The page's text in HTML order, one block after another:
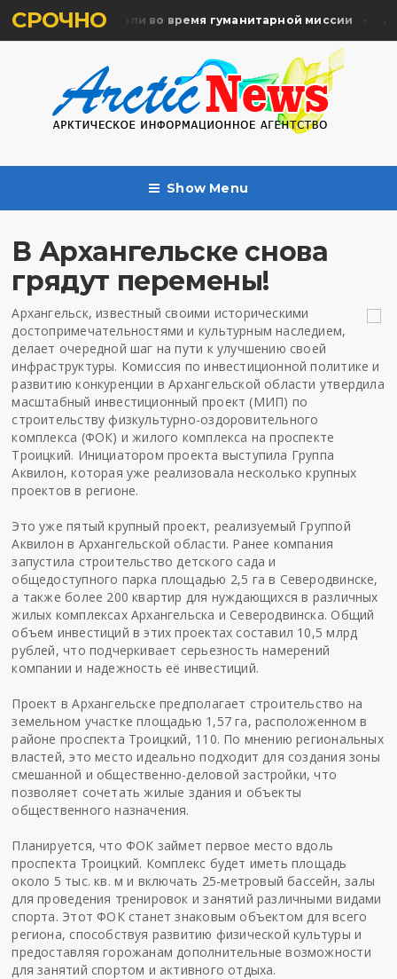
СРОЧНО
жертв почтили во время гуманитарной миссии
Show Menu
В Архангельске снова
грядут перемены!
Архангельск, известный своими историческими
достопримечательностями и культурным наследием,
делает очередной шаг на пути к улучшению своей
инфраструктуры. Комиссия по инвестиционной политике и
развитию конкуренции в Архангельской области утвердила
масштабный инвестиционный проект (МИП) по
строительству физкультурно-оздоровительного
комплекса (ФОК) и жилого комплекса на проспекте
Троицкий. Инициатором проекта выступила Группа
Аквилон, которая уже реализовала несколько крупных
проектов в регионе.
Это уже пятый крупный проект, реализуемый Группой
Аквилон в Архангельской области. Ранее компания
запустила строительство детского сада и
общедоступного парка площадью 2,5 га в Северодвинске,
а также более 200 квартир для нуждающихся в различных
жилых комплексах Архангельска и Северодвинска. Общий
объем инвестиций в этих проектах составил 10,5 млрд
рублей, что подчеркивает серьезность намерений
компании и надежность её инвестиций.
Проект в Архангельске предполагает строительство на
земельном участке площадью 1,57 га, расположенном в
районе проспекта Троицкий, 110. По мнению региональных
властей, это место идеально подходит для создания зоны
смешанной и общественно-деловой застройки, что
позволяет сочетать жилые здания и объекты
общественного назначения.
Планируется, что ФОК займет первое место вдоль
проспекта Троицкий. Комплекс будет иметь площадь
около 5 тыс. кв. м и включать 25-метровый бассейн, залы
для проведения тренировок и занятий различными видами
спорта. Этот ФОК станет знаковым объектом для всего
региона, способствуя развитию физической культуры и
предоставляя горожанам дополнительные возможности
для занятий спортом и активного отдыха.